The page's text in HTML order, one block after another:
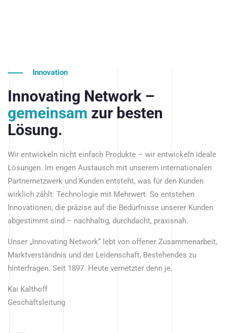
Innovation
Innovating Network –
gemeinsam zur besten
Lösung.
Wir entwickeln nicht einfach Produkte – wir entwickeln ideale
Lösungen. Im engen Austausch mit unserem internationalen
Partnernetzwerk und Kunden entsteht, was für den Kunden
wirklich zählt: Technologie mit Mehrwert. So entstehen
Innovationen, die präzise auf die Bedürfnisse unserer Kunden
abgestimmt sind – nachhaltig, durchdacht, praxisnah.
Unser „Innovating Network“ lebt von offener Zusammenarbeit,
Marktverständnis und der Leidenschaft, Bestehendes zu
hinterfragen. Seit 1897. Heute vernetzter denn je.
Kai Kalthoff
Geschäftsleitung